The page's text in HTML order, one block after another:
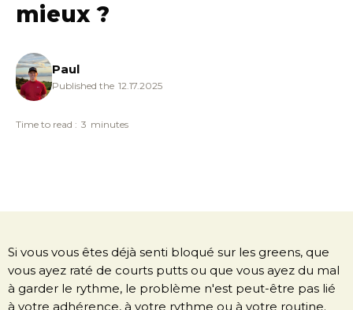
mieux ?
Paul
Published the 12.17.2025
Time to read : 3 minutes
Si vous vous êtes déjà senti bloqué sur les greens, que
vous ayez raté de courts putts ou que vous ayez du mal
à garder le rythme, le problème n'est peut-être pas lié
à votre adhérence, à votre rythme ou à votre routine.